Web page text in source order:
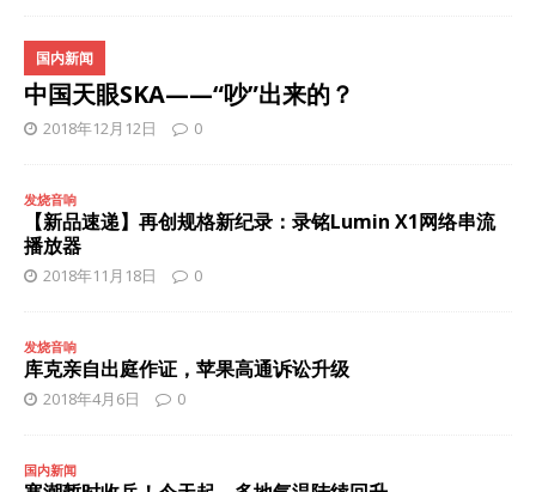
中国天眼SKA——“吵”出来的？
国内新闻
2018年12月12日 0
发烧音响
【新品速递】再创规格新纪录：录铭Lumin X1网络串流
播放器
2018年11月18日 0
发烧音响
库克亲自出庭作证，苹果高通诉讼升级
2018年4月6日 0
国内新闻